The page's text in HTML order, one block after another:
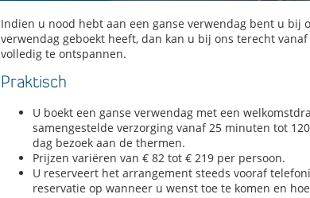
Indien u nood hebt aan een ganse verwendag bent u bij
verwendag geboekt heeft, dan kan u bij ons terecht
volledig te ontspannen.
Praktisch
U boekt een ganse verwendag met een
samengestelde verzorging vanaf 25 minuten tot
dag bezoek aan de thermen.
Prijzen variëren van € 82 tot € 219 per persoon.
U reserveert het arrangement steeds vooraf
reservatie op wanneer u wenst toe te komen en